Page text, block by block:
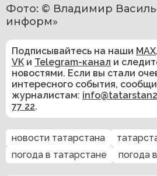
Фото: © Владимир
информ»
Подписывайтесь на наши MAX,
VK и Telegram-канал и
новостями. Если вы стали
интересного события,
журналистам:
77 22.
новости татарстана
погода в татарстане
погода